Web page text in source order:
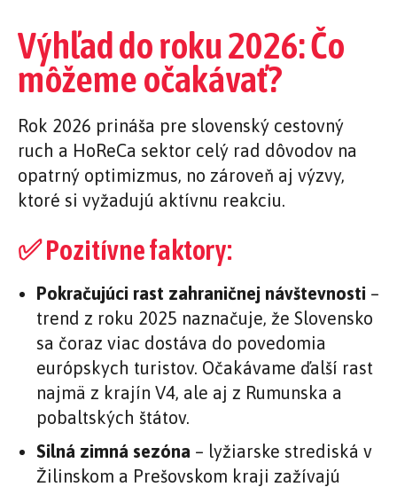
Výhľad do roku 2026: Čo
môžeme očakávať?
Rok 2026 prináša pre slovenský cestovný
ruch a HoReCa sektor celý rad dôvodov na
opatrný optimizmus, no zároveň aj výzvy,
ktoré si vyžadujú aktívnu reakciu.
✅ Pozitívne faktory:
Pokračujúci rast zahraničnej návštevnosti –
trend z roku 2025 naznačuje, že Slovensko
sa čoraz viac dostáva do povedomia
európskych turistov. Očakávame ďalší rast
najmä z krajín V4, ale aj z Rumunska a
pobaltských štátov.
Silná zimná sezóna – lyžiarske strediská v
Žilinskom a Prešovskom kraji zažívajú